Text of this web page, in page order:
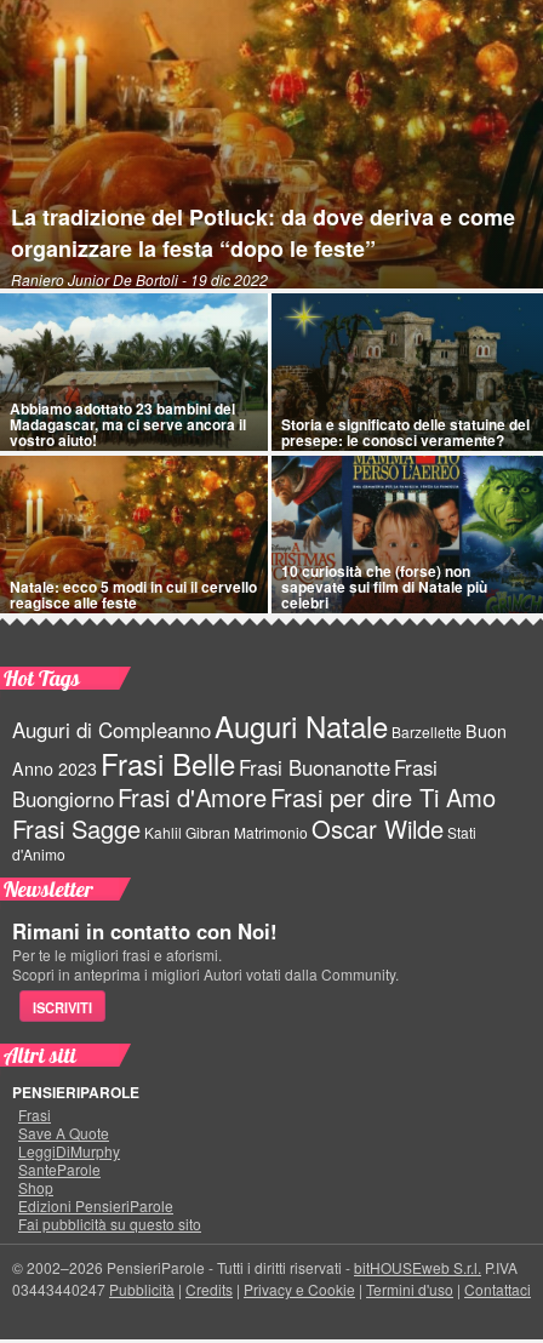
La tradizione del Potluck: da dove deriva e come
organizzare la festa “dopo le feste”
Raniero Junior De Bortoli- 19 dic 2022
Abbiamo adottato 23 bambini del
Madagascar, ma ci serve ancora il
vostro aiuto!
Storia e significato delle statuine del
presepe: le conosci veramente?
Natale: ecco 5 modi in cui il cervello
reagisce alle feste
10 curiosità che (forse) non
sapevate sui film di Natale più
celebri
Hot Tags
Auguri di CompleannoAuguri Natale Barzellette Buon
Anno 2023 Frasi BelleFrasi BuonanotteFrasi
BuongiornoFrasi d'AmoreFrasi per dire Ti Amo
Frasi Sagge Kahlil Gibran Matrimonio Oscar WildeStati
d'Animo
Newsletter
Rimani in contatto con Noi!
Per te le migliori frasi e aforismi.
Scopri in anteprima i migliori Autori votati dalla Community.
ISCRIVITI
Altri siti
PENSIERIPAROLE
Frasi
Save A Quote
LeggiDiMurphy
SanteParole
Shop
Edizioni PensieriParole
Fai pubblicità su questo sito
© 2002–2026 PensieriParole - Tutti i diritti riservati -bitHOUSEweb S.r.l. P.IVA
03443440247 Pubblicità | Credits | Privacy e Cookie | Termini d'uso | Contattaci